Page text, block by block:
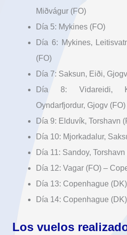
Miðvágur (FO)
Día 5: Mykines (FO)
Día 6: Mykines,
(FO)
Día 7: Saksun, Eiði,
Día 8: Vidareidi,
Oyndarfjordur, Gjogv (FO)
Día 9: Elduvík, Torshavn
Día 10: Mjorkadalur,
Día 11: Sandoy, Torshavn
Día 12: Vagar (FO) –
Día 13: Copenhague (DK)
Día 14: Copenhague
Los vuelos